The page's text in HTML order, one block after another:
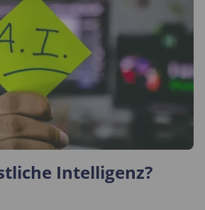
Intelligenz?